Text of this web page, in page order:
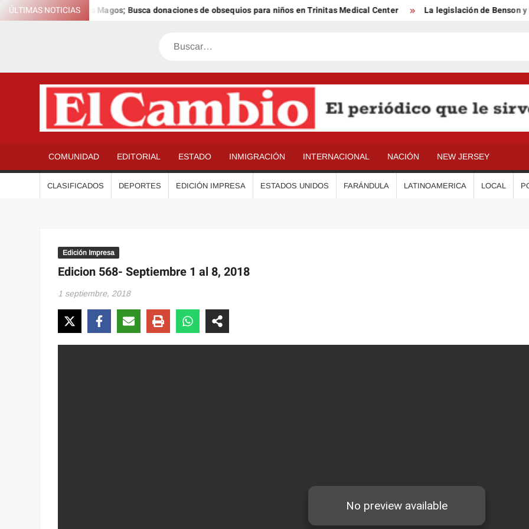
Saltar
al
ÚLTIMAS NOTICIAS
Anual de los Reyes Magos; Busca donaciones de obsequios para niños en Trinitas Medical Center La legislación de Benson y
Buscar
COMUNIDAD EDITORIAL ESTADO INMIGRACIÓN INTERNACIONAL NACIÓN NEW JERSEY
CLASIFICADOS DEPORTES EDICIÓN IMPRESA ESTADOS UNIDOS FARÁNDULA LATINOAMERICA LOCAL
Edición Impresa
Edicion 568- Septiembre 1 al 8, 2018
1 septiembre, 2018